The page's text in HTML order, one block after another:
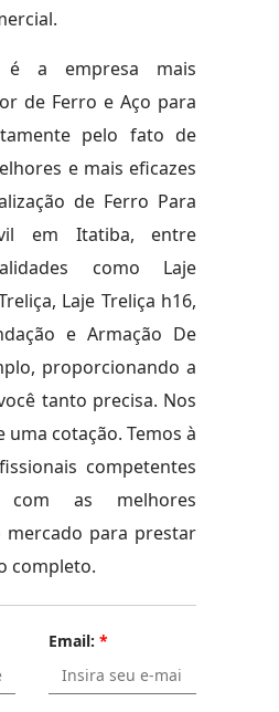
é a empresa mais
de Ferro e Aço para
pelo fato de
e mais eficazes
de Ferro Para
em Itatiba, entre
como Laje
Laje Treliça h16,
e Armação De
proporcionando a
tanto precisa. Nos
uma cotação. Temos à
competentes
com as melhores
para prestar
completo.
Email: *